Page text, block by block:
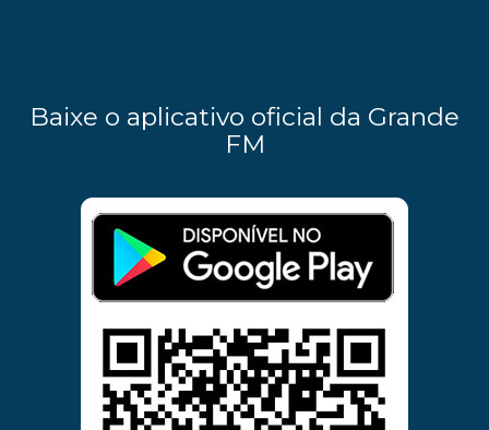
Baixe o aplicativo oficial da Grande
FM